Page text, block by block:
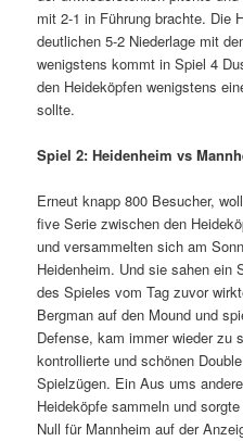
mit 2-1 in Führung brachte. Die
deutlichen 5-2 Niederlage mit
wenigstens kommt in Spiel 4
den Heideköpfen wenigstens
sollte.
Spiel 2: Heidenheim vs
Erneut knapp 800 Besucher,
five Serie zwischen den
und versammelten sich am
Heidenheim. Und sie sahen ein
des Spieles vom Tag zuvor
Bergman auf den Mound und
Defense, kam immer wieder zu
kontrollierte und schönen
Spielzügen. Ein Aus ums
Heideköpfe sammeln und
Null für Mannheim auf der